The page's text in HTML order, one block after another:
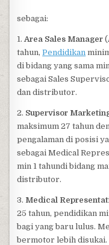
sebagai:
1.Area Sales Manager
tahun,Pendidikan
di bidang yang sama
sebagai Sales
dan distributor.
2. Supervisor
maksimum 27 tahun
pengalaman di posisi
sebagai Medical
min 1 tahundi bidang
distributor.
3. Medical
25 tahun, pendidikan
bagi yang baru lulus.
bermotor lebih disukai.